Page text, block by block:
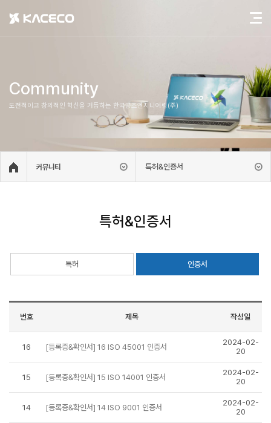
Community
도전적이고 창의적인 혁신을 거듭하는 한국공조엔지니어링(주)
커뮤니티 특허&인증서
특허&인증서
특허 인증서
번호 제목 작성일
16 [등록증&확인서] 16 ISO 45001 인증서
2024-02-
20
15 [등록증&확인서] 15 ISO 14001 인증서
2024-02-
20
14 [등록증&확인서] 14 ISO 9001 인증서
2024-02-
20